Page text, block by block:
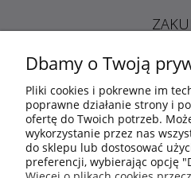
MOJE
Dbamy o Twoją
Pliki cookies i pokrewne im
poprawne działanie strony i
ofertę do Twoich potrzeb.
wykorzystanie przez nas
do sklepu lub dostosować
preferencji, wybierając opcję